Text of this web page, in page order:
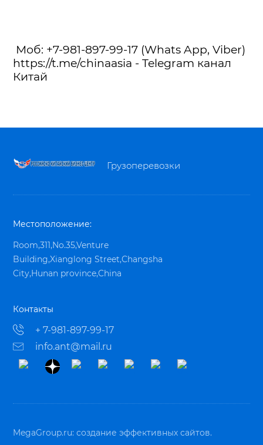
Моб: +7-981-897-99-17 (Whats App, Viber)
https://t.me/chinaasia - Telegram канал
Китай
Грузоперевозки
Местоположение:
Room,311,No.35,Venture
Building,Xianglong Street,Changsha
City,Hunan province,China
Контакты
+ 7-981-897-99-17
info.ant@mail.ru
MegaGroup.ru:создание эффективных сайтов.